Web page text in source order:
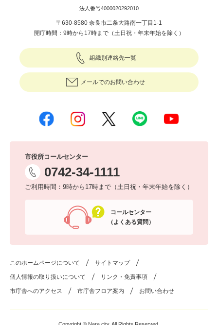
法人番号4000020292010
〒630-8580 奈良市二条大路南一丁目1-1
開庁時間：9時から17時まで（土日祝・年末年始を除く）
組織別連絡先一覧
メールでのお問い合わせ
市役所コールセンター
0742-34-1111
ご利用時間：9時から17時まで（土日祝・年末年始を除く）
コールセンター
（よくある質問）
このホームページについて サイトマップ
個人情報の取り扱いについて リンク・免責事項
市庁舎へのアクセス 市庁舎フロア案内 お問い合わせ